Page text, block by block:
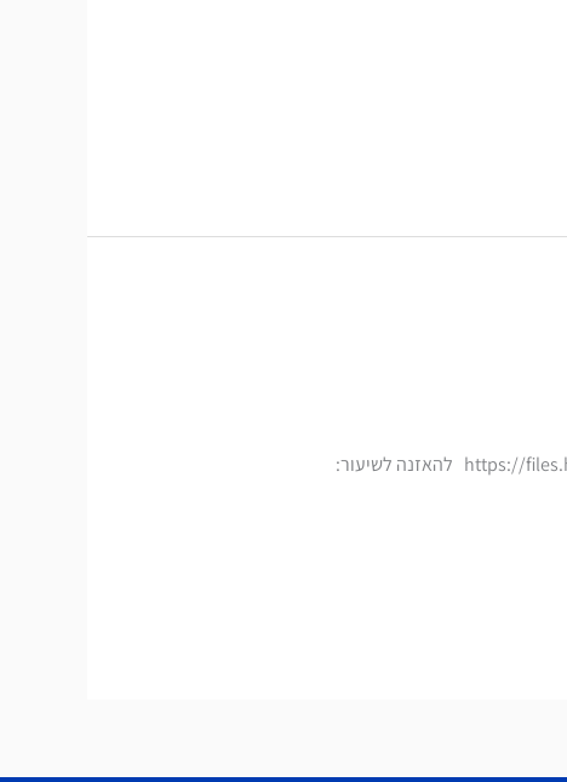
מעביר השיעור: הרב קליגר עמוס תאריך השיעור: אדר ב' תשע"ט לצפייה בשיעור: https://files.hakotel.org.il/shiurim/26296.mp4 להאזנה לשיעור: